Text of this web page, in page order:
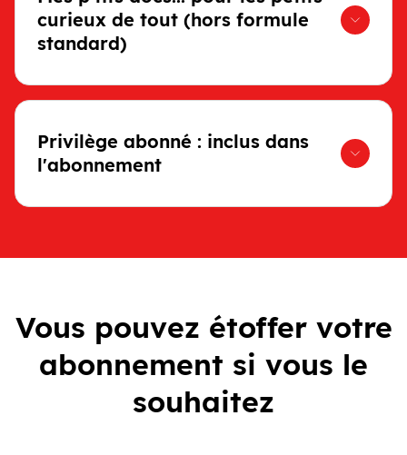
curieux de tout (hors formule
standard)
Privilège abonné : inclus dans
l'abonnement
Vous pouvez étoffer votre
abonnement si vous le
souhaitez